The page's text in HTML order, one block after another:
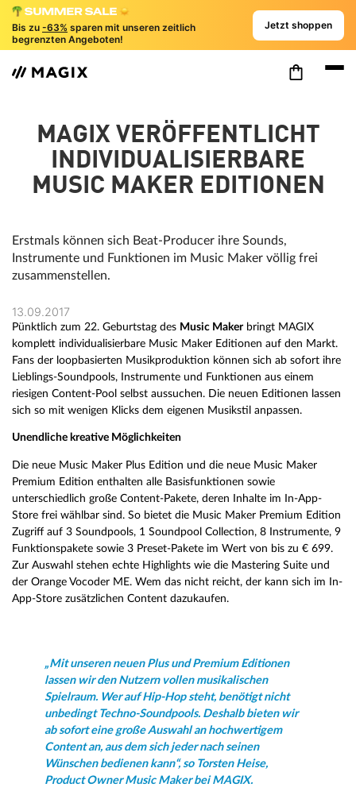
Bis zu -63% sparen mit unseren zeitlich
begrenzten Angeboten!
Jetzt shoppen
MAGIX VERÖFFENTLICHT
INDIVIDUALISIERBARE
MUSIC MAKER EDITIONEN
Erstmals können sich Beat-Producer ihre Sounds,
Instrumente und Funktionen im Music Maker völlig frei
zusammenstellen.
13.09.2017
Pünktlich zum 22. Geburtstag des Music Makerbringt MAGIX
komplett individualisierbare Music Maker Editionen auf den Markt.
Fans der loopbasierten Musikproduktion können sich ab sofort ihre
Lieblings-Soundpools, Instrumente und Funktionen aus einem
riesigen Content-Pool selbst aussuchen. Die neuen Editionen lassen
sich so mit wenigen Klicks dem eigenen Musikstil anpassen.
Unendliche kreative Möglichkeiten
Die neue Music Maker Plus Edition und die neue Music Maker
Premium Edition enthalten alle Basisfunktionen sowie
unterschiedlich große Content-Pakete, deren Inhalte im In-App-
Store frei wählbar sind. So bietet die Music Maker Premium Edition
Zugriff auf 3 Soundpools, 1 Soundpool Collection, 8 Instrumente, 9
Funktionspakete sowie 3 Preset-Pakete im Wert von bis zu € 699.
Zur Auswahl stehen echte Highlights wie die Mastering Suite und
der Orange Vocoder ME. Wem das nicht reicht, der kann sich im In-
App-Store zusätzlichen Content dazukaufen.
„Mit unseren neuen Plus und Premium Editionen
lassen wir den Nutzern vollen musikalischen
Spielraum. Wer auf Hip-Hop steht, benötigt nicht
unbedingt Techno-Soundpools. Deshalb bieten wir
ab sofort eine große Auswahl an hochwertigem
Content an, aus dem sich jeder nach seinen
Wünschen bedienen kann“, so Torsten Heise,
Product Owner Music Maker bei MAGIX.